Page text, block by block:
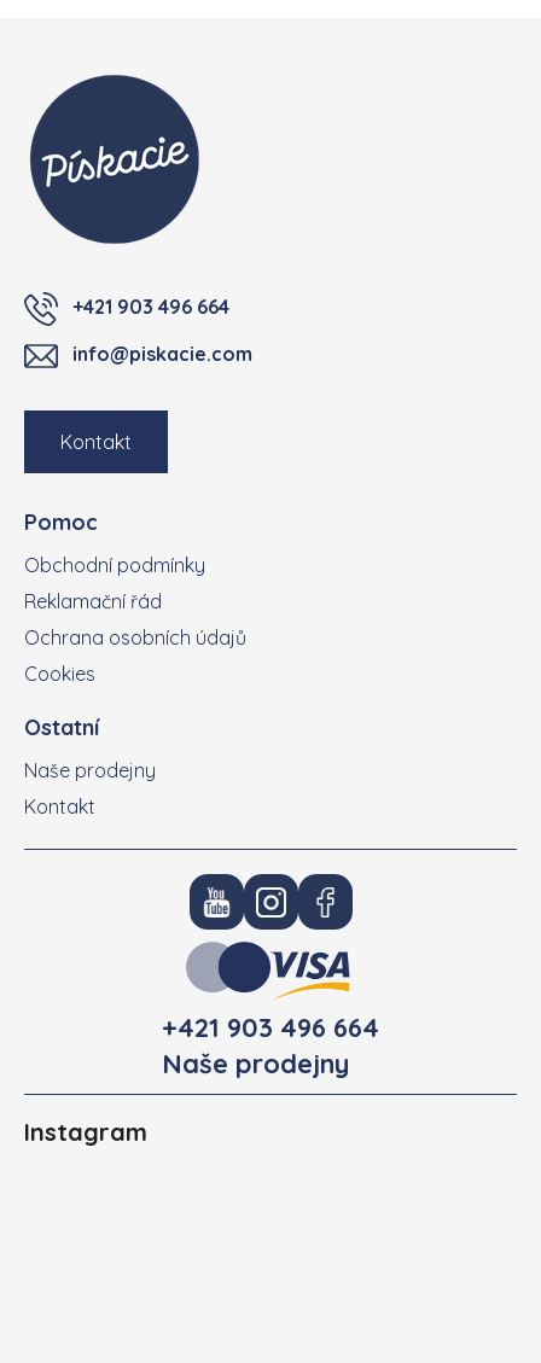
+421 903 496 664
info@piskacie.com
Kontakt
Pomoc
Obchodní podmínky
Reklamační řád
Ochrana osobních údajů
Cookies
Ostatní
Naše prodejny
Kontakt
+421 903 496 664
Naše prodejny
Instagram